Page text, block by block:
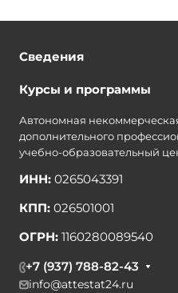
Сведения
Курсы и программы
Автономная
дополнительного
учебно-образовательный
ИНН: 0265043391
КПП: 026501001
ОГРН: 1160280089540
+7 (937) 788-82-43
info@attestat24.ru